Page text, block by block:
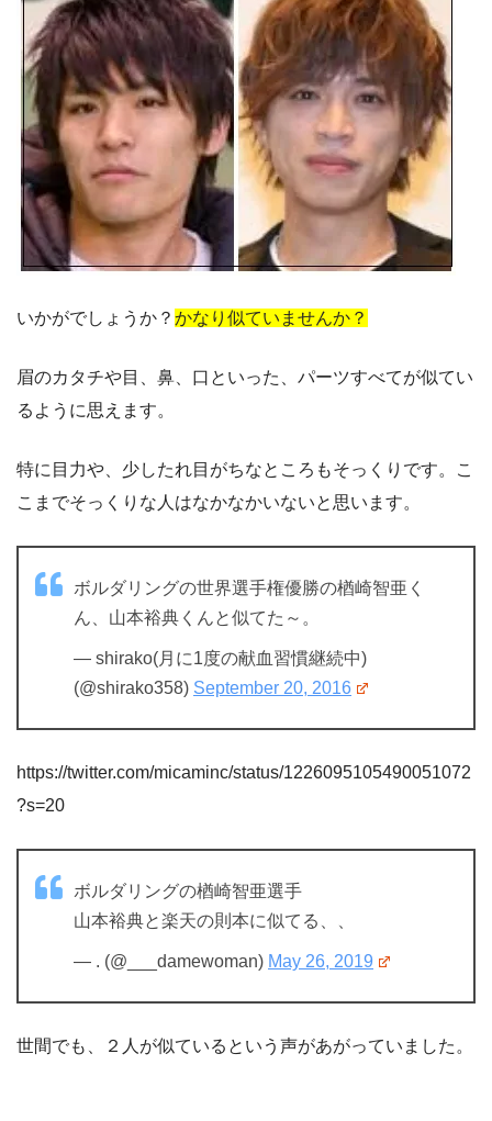
いかがでしょうか？ かなり似ていませんか？
眉のカタチや目、鼻、口といった、パーツすべてが似てい
るように思えます。
特に目力や、少したれ目がちなところもそっくりです。こ
こまでそっくりな人はなかなかいないと思います。
ボルダリングの世界選手権優勝の楢崎智亜く
ん、山本裕典くんと似てた～。
— shirako(月に1度の献血習慣継続中)
(@shirako358) September 20, 2016
https://twitter.com/micaminc/status/1226095105490051072
?s=20
ボルダリングの楢崎智亜選手
山本裕典と楽天の則本に似てる、、
— . (@___damewoman) May 26, 2019
世間でも、２人が似ているという声があがっていました。